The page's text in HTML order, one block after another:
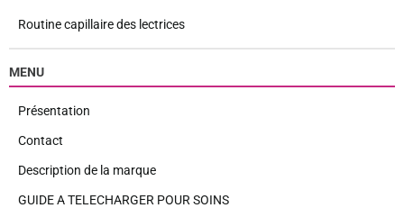
Routine capillaire des lectrices
MENU
Présentation
Contact
Description de la marque
GUIDE A TELECHARGER POUR SOINS